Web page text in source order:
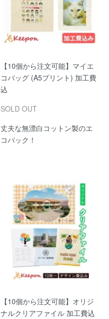
【10個から注文可能】マイエ
コバッグ (A5プリント) 加工費
込
SOLD OUT
丈夫な無漂白コットン製のエ
コバック！
【10個から注文可能】オリジ
ナルクリアファイル 加工費込